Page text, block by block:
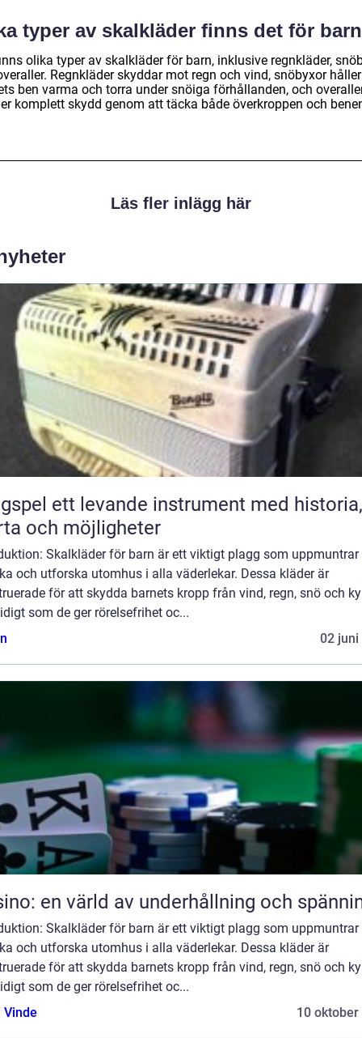
typer av skalkläder finns det för
olika typer av skalkläder för barn, inklusive regnkläder,
Regnkläder skyddar mot regn och vind, snöbyxor håller
ben varma och torra under snöiga förhållanden, och
komplett skydd genom att täcka både överkroppen och
Läs fler inlägg här
med historia,
och möjligheter
Skalkläder för barn är ett viktigt plagg som uppmuntrar
och utforska utomhus i alla väderlekar. Dessa kläder är
för att skydda barnets kropp från vind, regn, snö och
som de ger rörelsefrihet oc...
02 juni
en värld av underhållning och
Skalkläder för barn är ett viktigt plagg som uppmuntrar
och utforska utomhus i alla väderlekar. Dessa kläder är
för att skydda barnets kropp från vind, regn, snö och
som de ger rörelsefrihet oc...
Vinde
10 oktober